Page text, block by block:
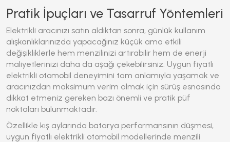
Pratik İpuçları ve Tasarruf Yöntemleri
Elektrikli aracınızı satın aldıktan sonra, günlük kullanım
alışkanlıklarınızda yapacağınız küçük ama etkili
değişikliklerle hem menzilinizi artırabilir hem de enerji
maliyetlerinizi daha da aşağı çekebilirsiniz. Uygun fiyatlı
elektrikli otomobil deneyimini tam anlamıyla yaşamak ve
aracınızdan maksimum verim almak için sürüş esnasında
dikkat etmeniz gereken bazı önemli ve pratik püf
noktaları bulunmaktadır.
Özellikle kış aylarında batarya performansının düşmesi,
uygun fiyatlı elektrikli otomobil modellerinde menzili